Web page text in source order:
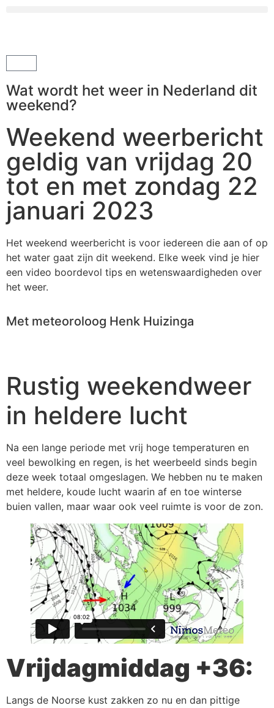
Wat wordt het weer in Nederland dit
weekend?
Weekend weerbericht
geldig van vrijdag 20
tot en met zondag 22
januari 2023
Het weekend weerbericht is voor iedereen die aan of op
het water gaat zijn dit weekend. Elke week vind je hier
een video boordevol tips en wetenswaardigheden over
het weer.
Met meteoroloog Henk Huizinga
Rustig weekendweer
in heldere lucht
Na een lange periode met vrij hoge temperaturen en
veel bewolking en regen, is het weerbeeld sinds begin
deze week totaal omgeslagen. We hebben nu te maken
met heldere, koude lucht waarin af en toe winterse
buien vallen, maar waar ook veel ruimte is voor de zon.
Vrijdagmiddag +36:
Langs de Noorse kust zakken zo nu en dan pittige